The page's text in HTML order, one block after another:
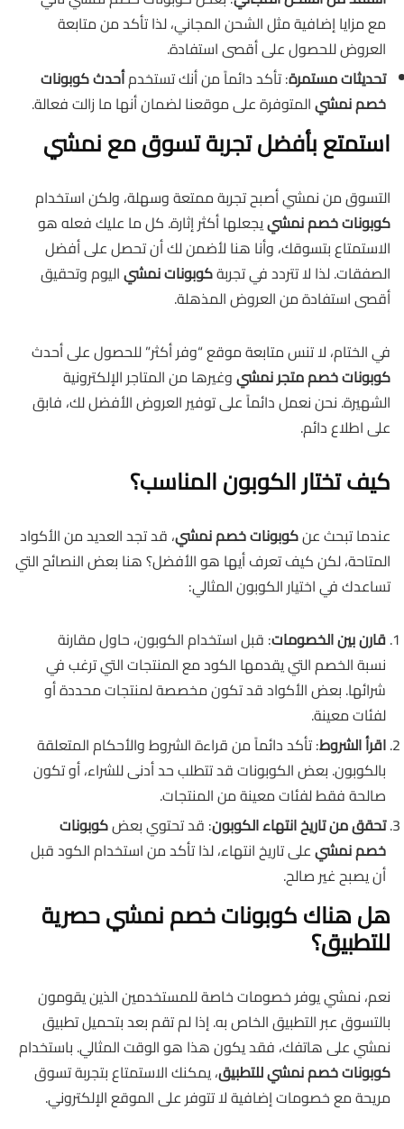
مع مزايا إضافية مثل الشحن المجاني، لذا تأكد من متابعة
العروض للحصول على أقصى استفادة.
تحديثات مستمرة: تأكد دائماً من أنك تستخدمأحدث كوبونات
خصم نمشيالمتوفرة على موقعنا لضمان أنها ما زالت فعالة.
استمتع بأفضل تجربة تسوق مع نمشي
التسوق من نمشي أصبح تجربة ممتعة وسهلة، ولكن استخدام
كوبونات خصم نمشييجعلها أكثر إثارة. كل ما عليك فعله هو
الاستمتاع بتسوقك، وأنا هنا لأضمن لك أن تحصل على أفضل
الصفقات. لذا لا تتردد في تجربةكوبونات نمشياليوم وتحقيق
أقصى استفادة من العروض المذهلة.
في الختام، لا تنس متابعة موقع “وفر أكثر” للحصول على أحدث
كوبونات خصم متجر نمشيوغيرها من المتاجر الإلكترونية
الشهيرة. نحن نعمل دائماً على توفير العروض الأفضل لك، فابق
على اطلاع دائم.
كيف تختار الكوبون المناسب؟
عندما تبحث عنكوبونات خصم نمشي، قد تجد العديد من الأكواد
المتاحة، لكن كيف تعرف أيها هو الأفضل؟ هنا بعض النصائح التي
تساعدك في اختيار الكوبون المثالي:
قارن بين الخصومات: قبل استخدام الكوبون، حاول مقارنة
نسبة الخصم التي يقدمها الكود مع المنتجات التي ترغب في
شرائها. بعض الأكواد قد تكون مخصصة لمنتجات محددة أو
لفئات معينة.
اقرأ الشروط: تأكد دائماً من قراءة الشروط والأحكام المتعلقة
بالكوبون. بعض الكوبونات قد تتطلب حد أدنى للشراء، أو تكون
صالحة فقط لفئات معينة من المنتجات.
تحقق من تاريخ انتهاء الكوبون: قد تحتوي بعضكوبونات
خصم نمشيعلى تاريخ انتهاء، لذا تأكد من استخدام الكود قبل
أن يصبح غير صالح.
هل هناك كوبونات خصم نمشي حصرية
للتطبيق؟
نعم، نمشي يوفر خصومات خاصة للمستخدمين الذين يقومون
بالتسوق عبر التطبيق الخاص به. إذا لم تقم بعد بتحميل تطبيق
نمشي على هاتفك، فقد يكون هذا هو الوقت المثالي. باستخدام
كوبونات خصم نمشي للتطبيق، يمكنك الاستمتاع بتجربة تسوق
مريحة مع خصومات إضافية لا تتوفر على الموقع الإلكتروني.